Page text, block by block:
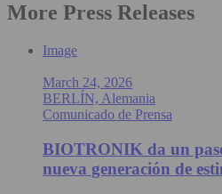
More Press Releases
Image
March 24, 2026
BERLÍN, Alemania
Comunicado de Prensa
BIOTRONIK da un
nueva generación de